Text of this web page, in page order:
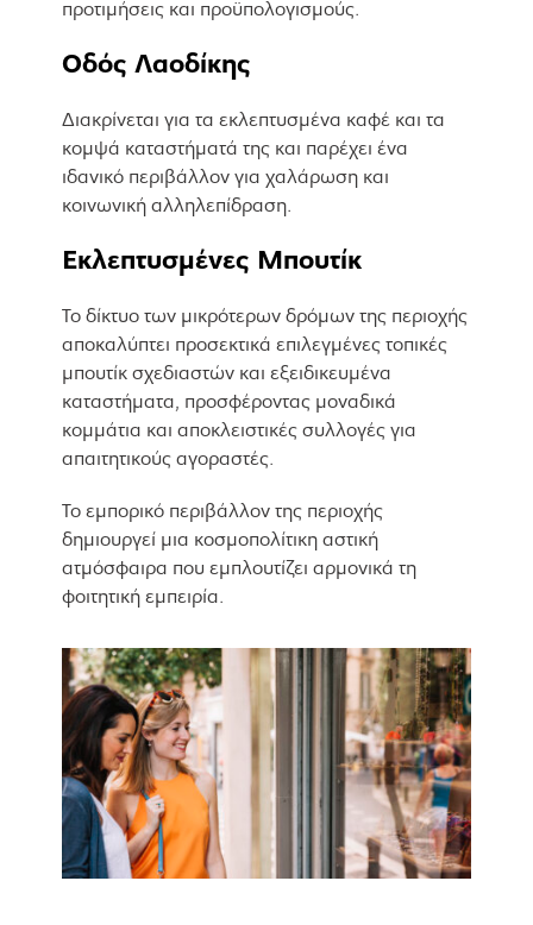
προτιμήσεις και προϋπολογισμούς.
Οδός Λαοδίκης
Διακρίνεται για τα εκλεπτυσμένα καφέ και τα
κομψά καταστήματά της και παρέχει ένα
ιδανικό περιβάλλον για χαλάρωση και
κοινωνική αλληλεπίδραση.
Εκλεπτυσμένες Μπουτίκ
Το δίκτυο των μικρότερων δρόμων της περιοχής
αποκαλύπτει προσεκτικά επιλεγμένες τοπικές
μπουτίκ σχεδιαστών και εξειδικευμένα
καταστήματα, προσφέροντας μοναδικά
κομμάτια και αποκλειστικές συλλογές για
απαιτητικούς αγοραστές.
Το εμπορικό περιβάλλον της περιοχής
δημιουργεί μια κοσμοπολίτικη αστική
ατμόσφαιρα που εμπλουτίζει αρμονικά τη
φοιτητική εμπειρία.